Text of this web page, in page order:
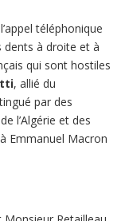
téléphonique
dents à droite et à
qui sont hostiles
, allié du
par des
l’Algérie et des
Emmanuel Macron